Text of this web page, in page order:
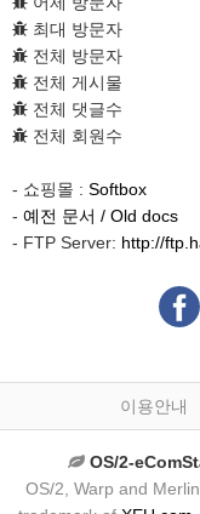
최대 방문자
전체 방문자
전체 게시물
전체 댓글수
전체 회원수
- 쇼핑몰 : Softbox
- 예전 문서 / Old docs
- FTP Server: http://
이용안내
OS/2-
OS/2, Warp and